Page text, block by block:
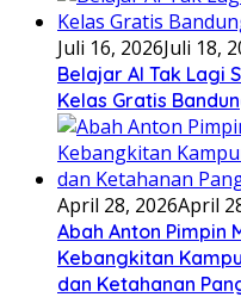
Juli 16, 2026Juli 18,
Belajar AI Tak Lagi
Kelas Gratis
April 28, 2026April
Abah Anton Pimpin
Kebangkitan
dan Ketahanan